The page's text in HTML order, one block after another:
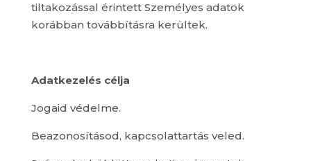
tiltakozással érintett Személyes adatok
korábban továbbításra kerültek.
Adatkezelés célja
Jogaid védelme.
Beazonosításod, kapcsolattartás veled.